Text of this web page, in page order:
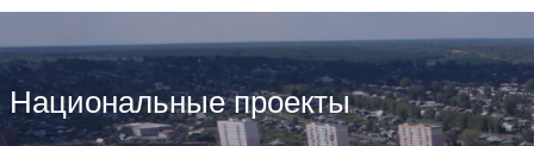
Национальные проекты